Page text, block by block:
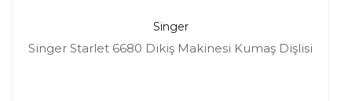
Singer
Singer Starlet 6680 Dikiş Makinesi Kumaş Dişlisi